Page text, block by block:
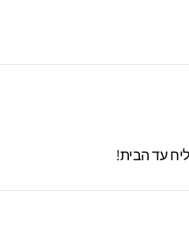
עד הבית!